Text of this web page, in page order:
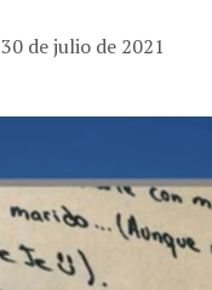
30 de julio de 2021